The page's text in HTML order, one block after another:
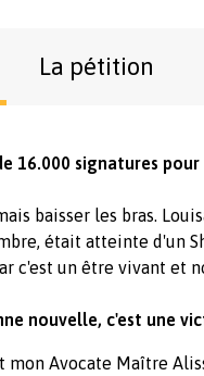
La pétition
16.000 signatures pour
baisser les bras.
était atteinte d'un
c'est un être vivant et
nouvelle, c'est une
Avocate Maître